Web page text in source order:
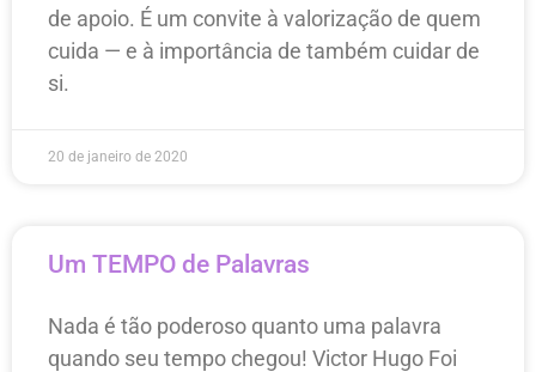
de apoio. É um convite à valorização de quem
cuida — e à importância de também cuidar de
si.
20 de janeiro de 2020
Um TEMPO de Palavras
Nada é tão poderoso quanto uma palavra
quando seu tempo chegou! Victor Hugo Foi